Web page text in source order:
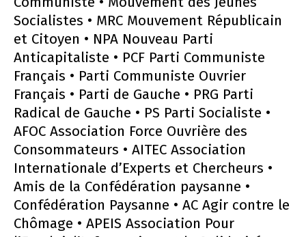
Socialistes • MRC Mouvement Républicain
et Citoyen • NPA Nouveau Parti
Anticapitaliste • PCF Parti Communiste
Français • Parti Communiste Ouvrier
Français • Parti de Gauche • PRG Parti
Radical de Gauche • PS Parti Socialiste •
AFOC Association Force Ouvrière des
Consommateurs • AITEC Association
Internationale d’Experts et Chercheurs •
Amis de la Confédération paysanne •
Confédération Paysanne • AC Agir contre le
Chômage • APEIS Association Pour